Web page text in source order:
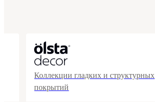
Коллекции гладких и структурных
покрытий